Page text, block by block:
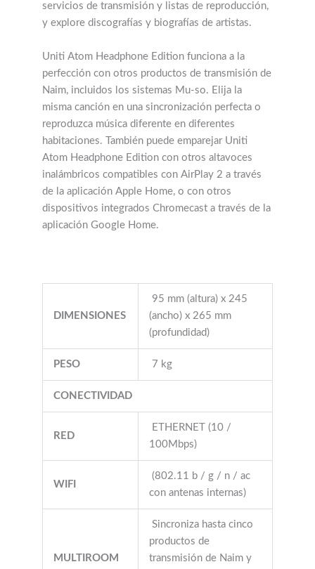
servicios de transmisión y listas de reproducción,
y explore discografías y biografías de artistas.
Uniti Atom Headphone Edition funciona a la
perfección con otros productos de transmisión de
Naim, incluidos los sistemas Mu-so. Elija la
misma canción en una sincronización perfecta o
reproduzca música diferente en diferentes
habitaciones. También puede emparejar Uniti
Atom Headphone Edition con otros altavoces
inalámbricos compatibles con AirPlay 2 a través
de la aplicación Apple Home, o con otros
dispositivos integrados Chromecast a través de la
aplicación Google Home.
DIMENSIONES
95 mm (altura) x 245
(ancho) x 265 mm
(profundidad)
PESO 7 kg
CONECTIVIDAD
RED
ETHERNET (10 /
100Mbps)
WIFI
(802.11 b / g / n / ac
con antenas internas)
MULTIROOM
Sincroniza hasta cinco
productos de
transmisión de Naim y